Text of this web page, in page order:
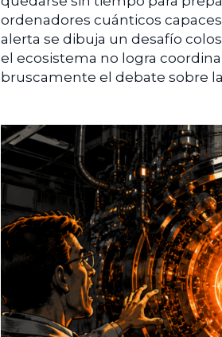
ordenadores cuánticos
alerta se dibuja un desafío
el ecosistema no logra
bruscamente el debate sobre